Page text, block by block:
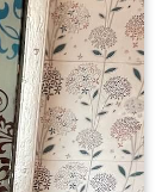
ता./जि. भरुच